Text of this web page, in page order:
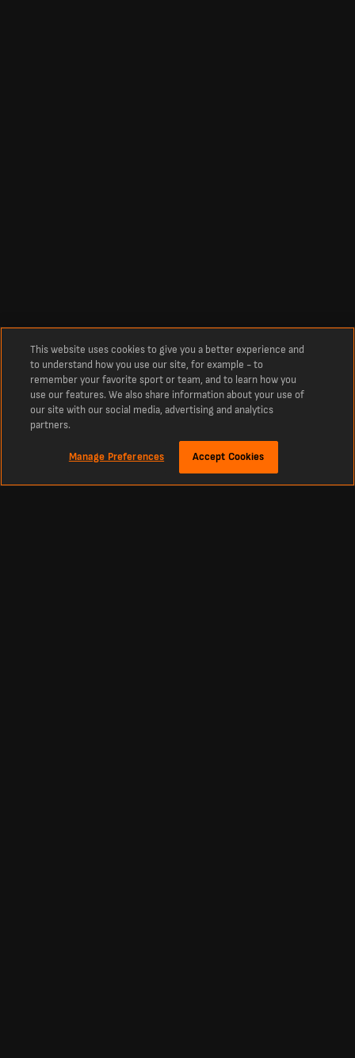
This website uses cookies to give you a better experience and
to understand how you use our site, for example - to
remember your favorite sport or team, and to learn how you
use our features. We also share information about your use of
our site with our social media, advertising and analytics
partners.
Manage Preferences Accept Cookies